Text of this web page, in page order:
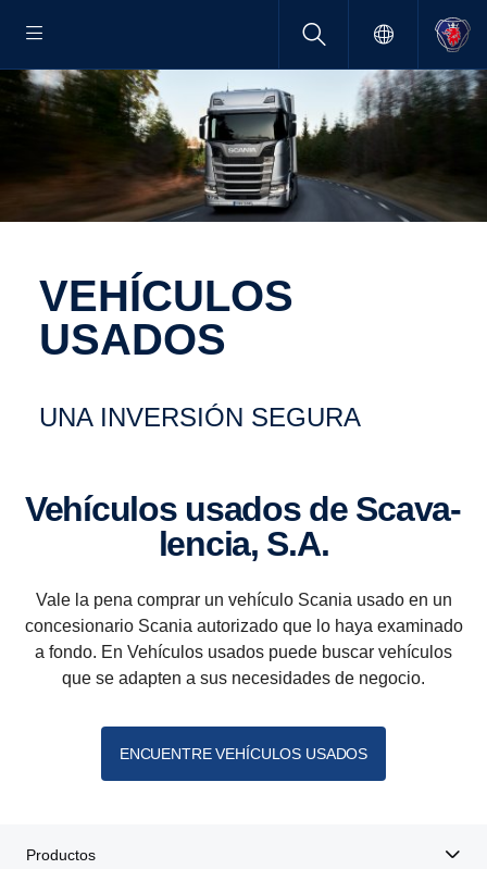
VEHÍCULOS
USADOS
UNA INVER­SIÓN SEGURA
Vehículos usados de Scava­
lencia, S.A.
Vale la pena comprar un vehículo Scania usado en un
concesionario Scania autorizado que lo haya examinado
a fondo. En Vehículos usados puede buscar vehículos
que se adapten a sus necesidades de negocio.
ENCUENTRE VEHÍCULOS USADOS
Productos